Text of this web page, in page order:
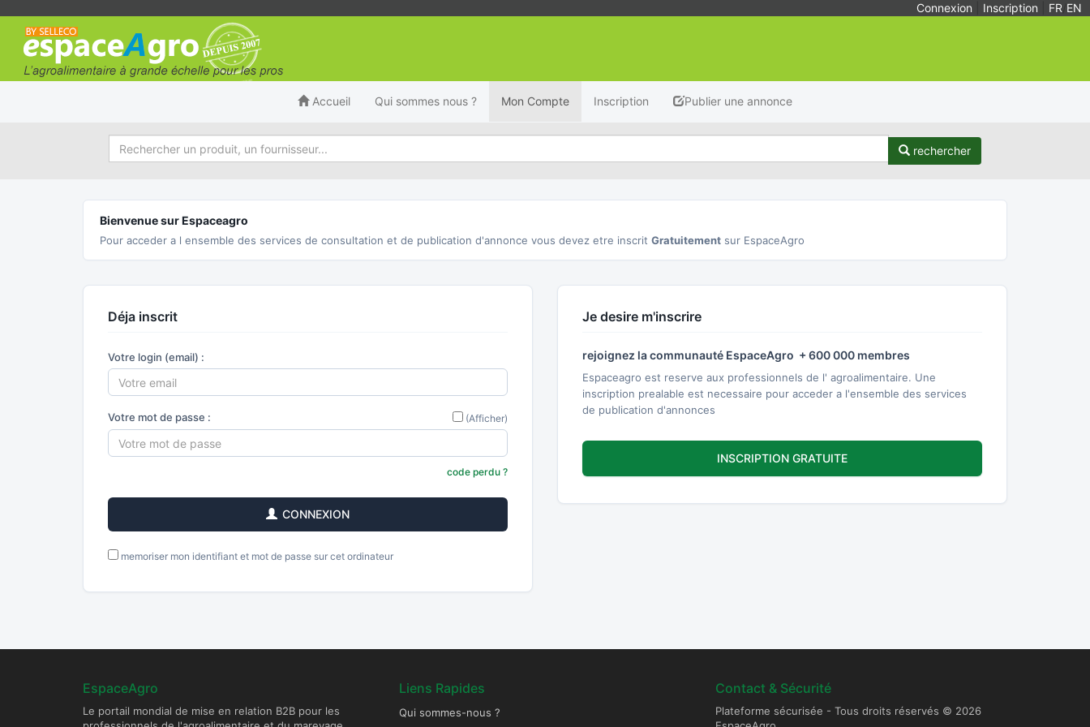
Connexion Inscription FR EN
Accueil Qui sommes nous ? Mon Compte Inscription Publier une annonce
rechercher
Bienvenue sur Espaceagro
Pour acceder a l ensemble des services de consultation et de publication d'annonce vous devez etre inscrit Gratuitement sur EspaceAgro
Déja inscrit
Votre login (email) :
Votre mot de passe : (Afficher)
code perdu ?
CONNEXION
memoriser mon identifiant et mot de passe sur cet ordinateur
Je desire m'inscrire
rejoignez la communauté EspaceAgro + 600 000 membres
Espaceagro est reserve aux professionnels de l' agroalimentaire. Une
inscription prealable est necessaire pour acceder a l'ensemble des services
de publication d'annonces
INSCRIPTION GRATUITE
EspaceAgro
Le portail mondial de mise en relation B2B pour les
Liens Rapides
Qui sommes-nous ?
Contact & Sécurité
Plateforme sécurisée - Tous droits réservés © 2026